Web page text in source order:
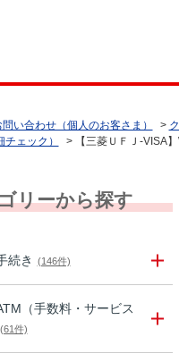
い合わせ（個人のお客さま） >
チェック）
> 【三菱ＵＦＪ-VISA
リーから探す
続き (146件)
（手数料・サービス
(61件)